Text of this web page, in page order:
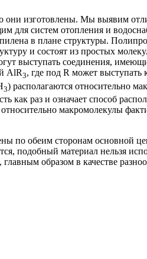
они изготовлены. Мы выявим
для систем отопления и
в плане структуры.
и состоят из простых
выступать соединения,
AlR3, где под R может выступать
3) располагаются относительно
как раз и означает способ
макромолекулы
по обеим сторонам основной
подобный материал нельзя
образом в качестве